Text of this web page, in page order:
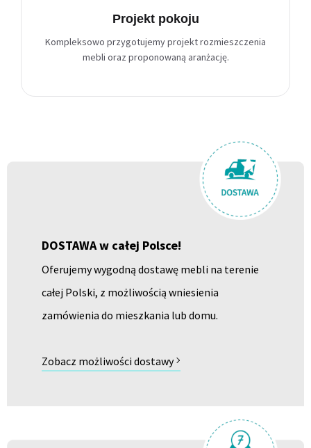
Projekt pokoju
Kompleksowo przygotujemy projekt rozmieszczenia
mebli oraz proponowaną aranżację.
DOSTAWA w całej Polsce!
Oferujemy wygodną dostawę mebli na terenie
całej Polski, z możliwością wniesienia
zamówienia do mieszkania lub domu.
Zobacz możliwości dostawy